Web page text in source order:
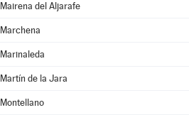
Mairena del Aljarafe
Marchena
Marinaleda
Martín de la Jara
Montellano